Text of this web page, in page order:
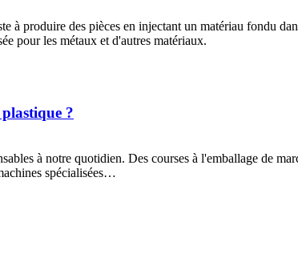
produire des pièces en injectant un matériau fondu
pour les métaux et d'autres matériaux.
?
à notre quotidien. Des courses à l'emballage de
spécialisées…